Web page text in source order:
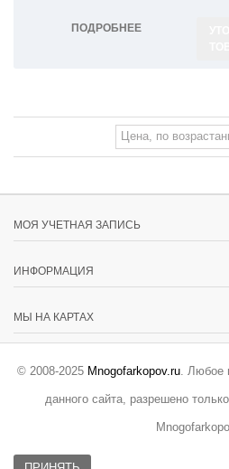
ПОДРОБНЕЕ
МОЯ УЧЕТНАЯ ЗАПИСЬ
ИНФОРМАЦИЯ
МЫ НА КАРТАХ
© 2008-2025 Mnogofarkopov.ru. Любое
данного сайта, разрешено